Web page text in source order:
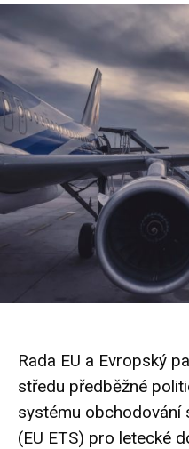
Rada EU a Evropský
středu předběžné
systému obchodování
(EU ETS) pro letecké